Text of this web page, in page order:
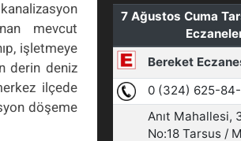
mevcut
işletmeye
derin deniz
ilçede
döşeme